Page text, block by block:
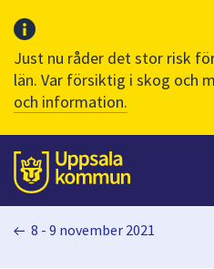
Just nu råder det stor risk
län. Var försiktig i skog och
och information.
Till sidans
huvudinnehåll
8 - 9 november 2021